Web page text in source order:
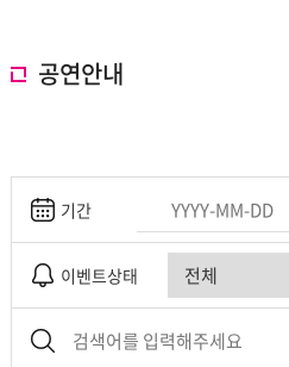
공연안내
기간
이벤트상태